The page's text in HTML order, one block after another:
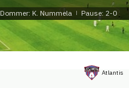
Dommer: K. Nummela
| Pause: 2-0
Atlantis